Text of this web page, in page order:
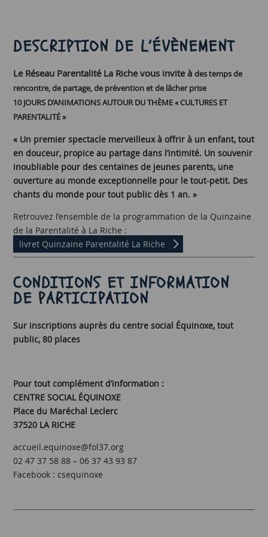
DESCRIPTION DE L’ÉVÈNEMENT
Le Réseau Parentalité La Riche vous invite àdes temps de
rencontre, de partage, de prévention et de lâcher prise
10 JOURS D’ANIMATIONS AUTOUR DU THÈME « CULTURES ET
PARENTALITÉ »
« Un premier spectacle merveilleux à offrir à un enfant, tout
en douceur, propice au partage dans l’intimité. Un souvenir
inoubliable pour des centaines de jeunes parents, une
ouverture au monde exceptionnelle pour le tout-petit. Des
chants du monde pour tout public dès 1 an. »
Retrouvez l’ensemble de la programmation de la Quinzaine
de la Parentalité à La Riche :
livret Quinzaine Parentalité La Riche
CONDITIONS ET INFORMATION
DE PARTICIPATION
Sur inscriptions auprès du centre social Équinoxe, tout
public, 80 places
Pour tout complément d’information :
CENTRE SOCIAL ÉQUINOXE
Place du Maréchal Leclerc
37520 LA RICHE
accueil.equinoxe@fol37.org
02 47 37 58 88 – 06 37 43 93 87
Facebook : csequinoxe